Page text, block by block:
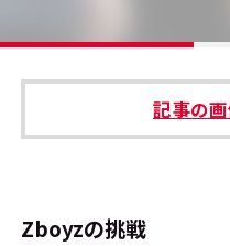
運営会社
本サイトご利用にあ
記事の
Zboyzの挑戦